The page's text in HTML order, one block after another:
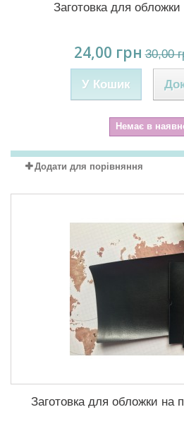
Заготовка для
24,00 грн 30,00
У Кошик
Немає в
Додати для порівняння
Заготовка для обложки на